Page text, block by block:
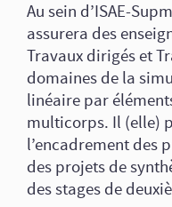
Au sein d’ISAE-
assurera des
Travaux dirigés et
domaines de la
linéaire par
multicorps. Il (elle)
l’encadrement des
des projets de
des stages de